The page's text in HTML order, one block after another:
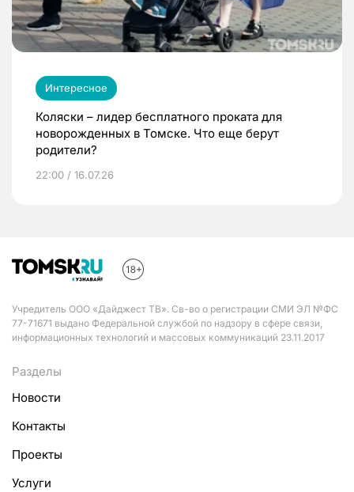
Интересное
Коляски – лидер бесплатного проката для
новорожденных в Томске. Что еще берут
родители?
22:00 / 16.07.26
Учредитель ООО «Дайджест ТВ». Св-во о регистрации СМИ ЭЛ №ФС
77-71671 выдано Федеральной службой по надзору в сфере связи,
информационных технологий и массовых коммуникаций 23.11.2017
Разделы
Новости
Контакты
Проекты
Услуги